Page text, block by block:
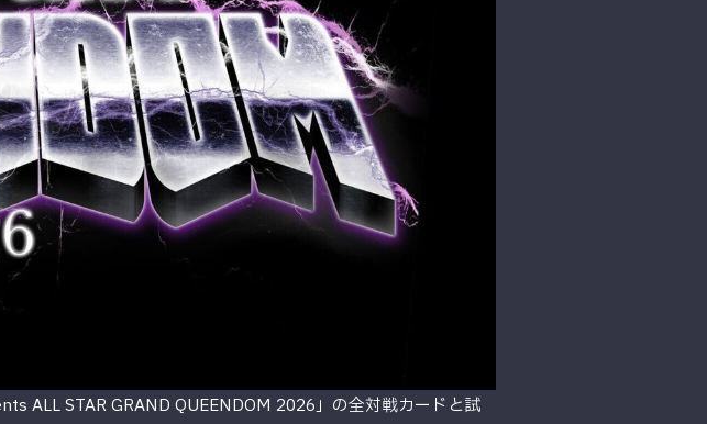
ALL STAR GRAND QUEENDOM 2026」の全対戦カードと試